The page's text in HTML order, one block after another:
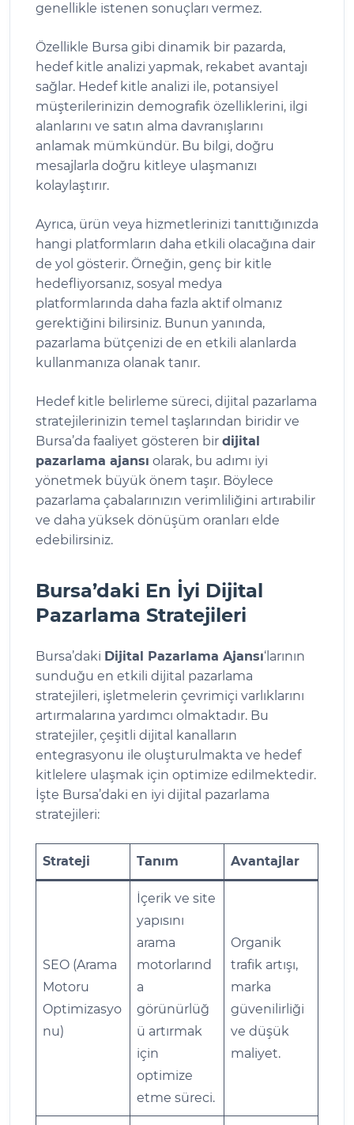
genellikle istenen sonuçları vermez.
Özellikle Bursa gibi dinamik bir pazarda,
hedef kitle analizi yapmak, rekabet avantajı
sağlar. Hedef kitle analizi ile, potansiyel
müşterilerinizin demografik özelliklerini, ilgi
alanlarını ve satın alma davranışlarını
anlamak mümkündür. Bu bilgi, doğru
mesajlarla doğru kitleye ulaşmanızı
kolaylaştırır.
Ayrıca, ürün veya hizmetlerinizi tanıttığınızda
hangi platformların daha etkili olacağına dair
de yol gösterir. Örneğin, genç bir kitle
hedefliyorsanız, sosyal medya
platformlarında daha fazla aktif olmanız
gerektiğini bilirsiniz. Bunun yanında,
pazarlama bütçenizi de en etkili alanlarda
kullanmanıza olanak tanır.
Hedef kitle belirleme süreci, dijital pazarlama
stratejilerinizin temel taşlarından biridir ve
Bursa’da faaliyet gösteren bir dijital
pazarlama ajansı olarak, bu adımı iyi
yönetmek büyük önem taşır. Böylece
pazarlama çabalarınızın verimliliğini artırabilir
ve daha yüksek dönüşüm oranları elde
edebilirsiniz.
Bursa’daki En İyi Dijital
Pazarlama Stratejileri
Bursa’daki Dijital Pazarlama Ajansı‘larının
sunduğu en etkili dijital pazarlama
stratejileri, işletmelerin çevrimiçi varlıklarını
artırmalarına yardımcı olmaktadır. Bu
stratejiler, çeşitli dijital kanalların
entegrasyonu ile oluşturulmakta ve hedef
kitlelere ulaşmak için optimize edilmektedir.
İşte Bursa’daki en iyi dijital pazarlama
stratejileri:
Strateji Tanım Avantajlar
SEO (Arama
Motoru
Optimizasyo
nu)
İçerik ve site
yapısını
arama
motorlarınd
a
görünürlüğ
ü artırmak
için
optimize
etme süreci.
Organik
trafik artışı,
marka
güvenilirliği
ve düşük
maliyet.